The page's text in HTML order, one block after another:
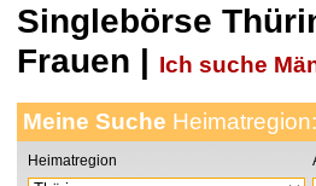
Singlebörse
Frauen | Ich suche
Meine Suche
Heimatregion